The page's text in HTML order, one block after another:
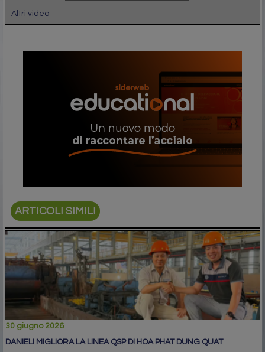
Altri video
ARTICOLI SIMILI
30 giugno 2026
DANIELI MIGLIORA LA LINEA QSP DI HOA PHAT DUNG QUAT